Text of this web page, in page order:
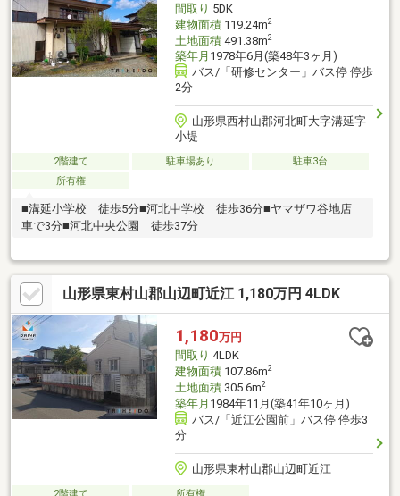
間取り 5DK
建物面積119.24m2
土地面積491.38m2
築年月 1978年6月(築48年3ヶ月)
バス/「研修センター」バス停 停歩
2分
山形県西村山郡河北町大字溝延字
小堤
2階建て 駐車場あり
駐車3台
所有権
■溝延小学校 徒歩5分■河北中学校 徒歩36分■ヤマザワ谷地店
車で3分■河北中央公園 徒歩37分
山形県東村山郡山辺町近江 1,180万円 4LDK
1,180万円
間取り 4LDK
建物面積107.86m2
土地面積305.6m2
築年月 1984年11月(築41年10ヶ月)
バス/「近江公園前」バス停 停歩3
分
山形県東村山郡山辺町近江
2階建て 所有権